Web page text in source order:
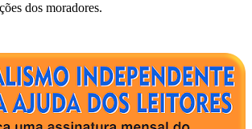
dos moradores.